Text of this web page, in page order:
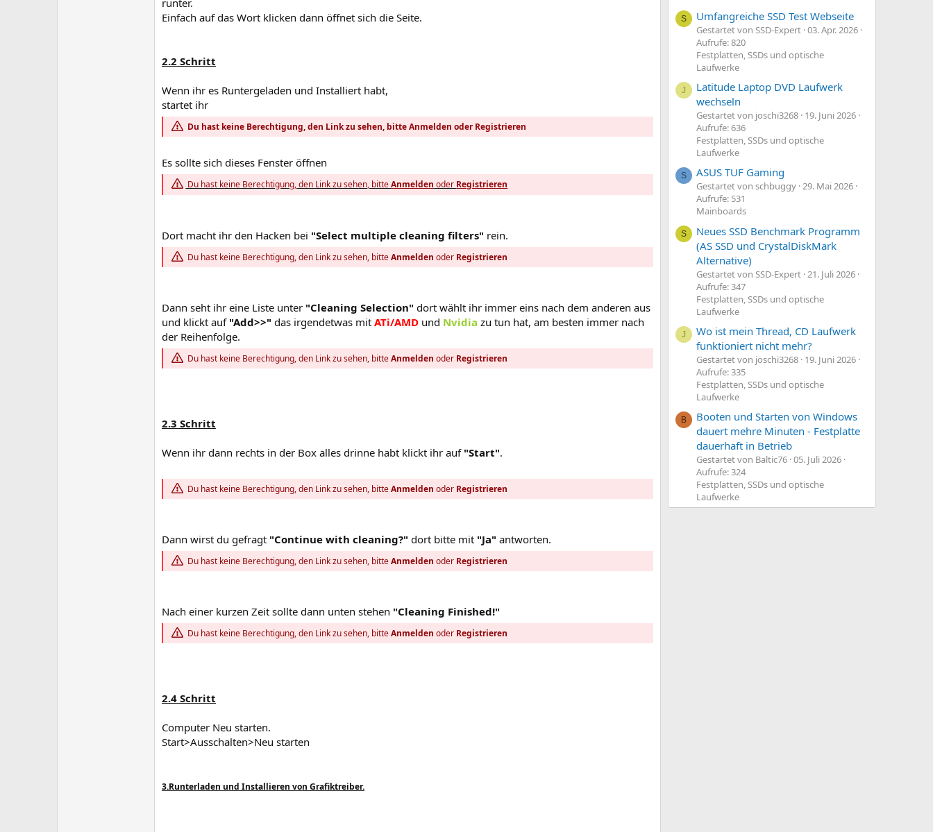
runter.
Einfach auf das Wort klicken dann öffnet sich die Seite.
2.2 Schritt
Wenn ihr es Runtergeladen und Installiert habt,
startet ihr
Du hast keine Berechtigung, den Link zu sehen, bitteAnmelden oderRegistrieren
Es sollte sich dieses Fenster öffnen
Du hast keine Berechtigung, den Link zu sehen, bitteAnmelden oder Registrieren
Dort macht ihr den Hacken bei "Select multiple cleaning filters" rein.
Du hast keine Berechtigung, den Link zu sehen, bitteAnmelden oder Registrieren
Dann seht ihr eine Liste unter "Cleaning Selection" dort wählt ihr immer eins nach dem anderen aus
und klickt auf "Add>>" das irgendetwas mit ATi/AMD und Nvidia zu tun hat, am besten immer nach
der Reihenfolge.
Du hast keine Berechtigung, den Link zu sehen, bitteAnmelden oder Registrieren
2.3 Schritt
Wenn ihr dann rechts in der Box alles drinne habt klickt ihr auf "Start".
Du hast keine Berechtigung, den Link zu sehen, bitteAnmelden oder Registrieren
Dann wirst du gefragt "Continue with cleaning?" dort bitte mit "Ja" antworten.
Du hast keine Berechtigung, den Link zu sehen, bitteAnmelden oder Registrieren
Nach einer kurzen Zeit sollte dann unten stehen "Cleaning Finished!"
Du hast keine Berechtigung, den Link zu sehen, bitteAnmelden oder Registrieren
2.4 Schritt
Computer Neu starten.
Start>Ausschalten>Neu starten
3.Runterladen und Installieren von Grafiktreiber.
S Umfangreiche SSD Test Webseite
Gestartet von SSD-Expert 03. Apr. 2026
Aufrufe: 820
Festplatten, SSDs und optische
Laufwerke
J
Latitude Laptop DVD Laufwerk
wechseln
Gestartet von joschi3268 19. Juni 2026
Aufrufe: 636
Festplatten, SSDs und optische
Laufwerke
S ASUS TUF Gaming
Gestartet von schbuggy 29. Mai 2026
Aufrufe: 531
Mainboards
S
Neues SSD Benchmark Programm
(AS SSD und CrystalDiskMark
Alternative)
Gestartet von SSD-Expert 21. Juli 2026
Aufrufe: 347
Festplatten, SSDs und optische
Laufwerke
J
Wo ist mein Thread, CD Laufwerk
funktioniert nicht mehr?
Gestartet von joschi3268 19. Juni 2026
Aufrufe: 335
Festplatten, SSDs und optische
Laufwerke
B
Booten und Starten von Windows
dauert mehre Minuten - Festplatte
dauerhaft in Betrieb
Gestartet von Baltic76 05. Juli 2026
Aufrufe: 324
Festplatten, SSDs und optische
Laufwerke